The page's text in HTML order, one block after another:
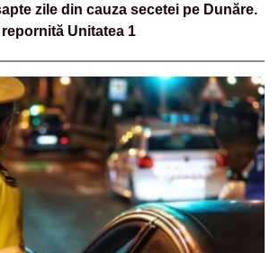
zile din cauza secetei pe Dunăre.
Unitatea 1